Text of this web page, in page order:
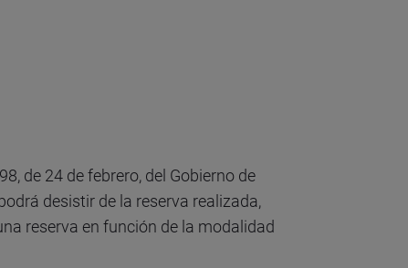
de 24 de febrero, del Gobierno de
desistir de la reserva realizada,
reserva en función de la modalidad